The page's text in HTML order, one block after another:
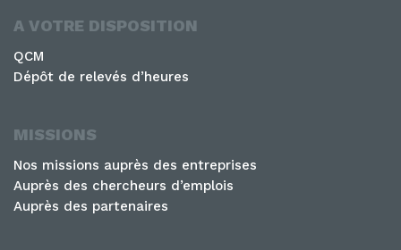
A VOTRE DISPOSITION
QCM
Dépôt de relevés d’heures
MISSIONS
Nos missions auprès des entreprises
Auprès des chercheurs d’emplois
Auprès des partenaires